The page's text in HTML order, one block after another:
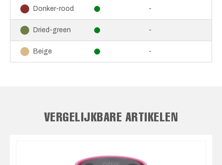
Donker-rood -
Dried-green -
Beige -
VERGELIJKBARE ARTIKELEN